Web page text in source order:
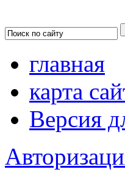
главная
карта
Версия